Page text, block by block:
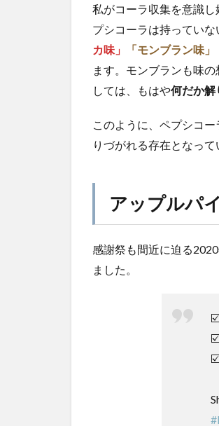
私がコーラ収集を意識
プシコーラは持ってい
カ味」
「モンブラン味」
ます。モンブランも味
しては、もはや何だか解
このように、ペプシコー
りづがれる存在となっ
アップルパ
感謝祭も間近に迫る
ました。